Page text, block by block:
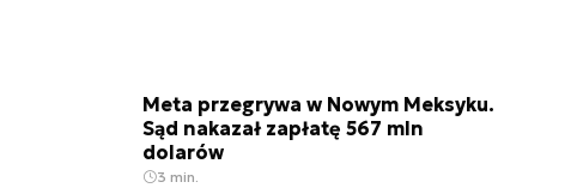
Meta przegrywa w Nowym Meksyku.
Sąd nakazał zapłatę 567 mln
dolarów
3 min.